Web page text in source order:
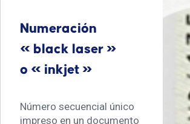
Numeración
« black laser »
o « inkjet »
Número secuencial único
impreso en un documento